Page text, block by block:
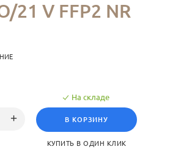
21 V FFP2 NR
На складе
В КОРЗИНУ
КУПИТЬ В ОДИН КЛИК